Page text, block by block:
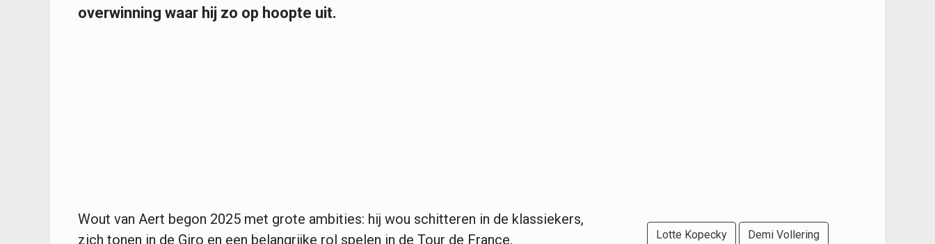
overwinning waar hij zo op hoopte uit.
Wout van Aert begon 2025 met grote ambities: hij wou schitteren in de klassiekers,
zich tonen in de Giro en een belangrijke rol spelen in de Tour de France.
Lotte Kopecky Demi Vollering